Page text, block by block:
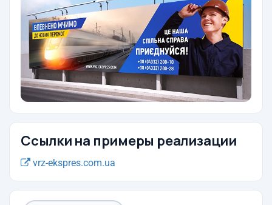
Ссылки на примеры реализации
vrz-ekspres.com.ua